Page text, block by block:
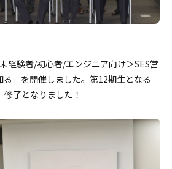
経験者/初心者/エンジニア向け＞SES営
」を開催しました。第12期生となる
了となりました！